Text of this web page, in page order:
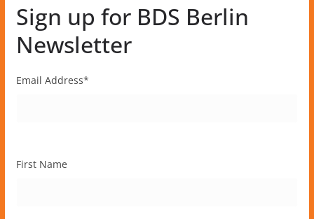
Sign up for BDS Berlin
Newsletter
Email Address*
First Name